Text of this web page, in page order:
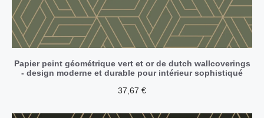
Papier peint géométrique vert et or de dutch wallcoverings
- design moderne et durable pour intérieur sophistiqué
37,67 €